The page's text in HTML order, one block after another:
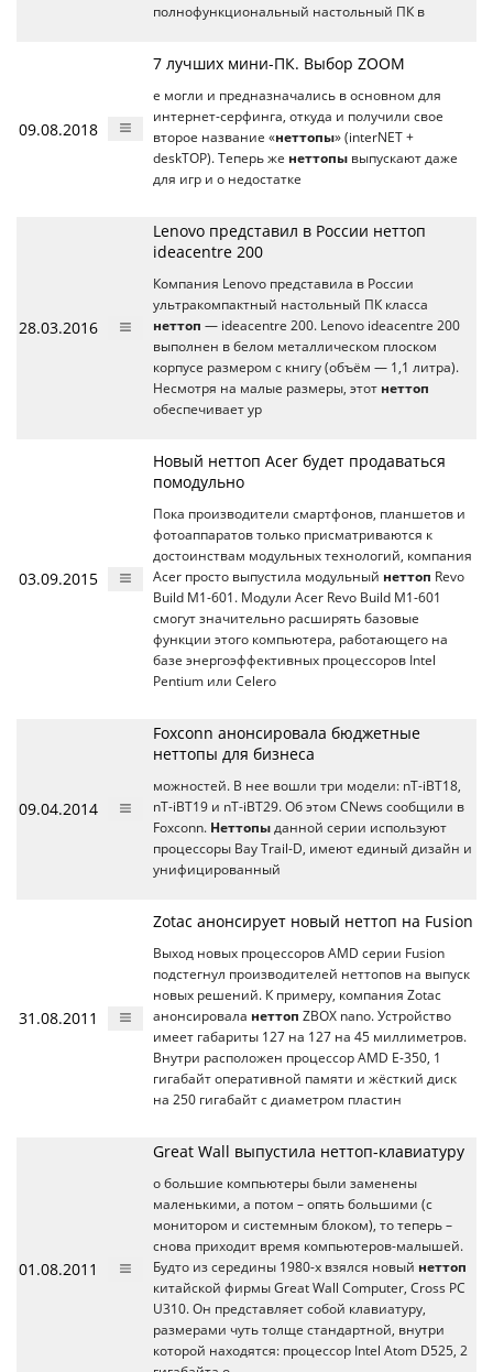
полнофункциональный настольный ПК в
09.08.2018
7 лучших мини-ПК. Выбор ZOOM
е могли и предназначались в основном для
интернет-серфинга, откуда и получили свое
второе название «неттопы» (interNET +
deskTOP). Теперь же неттопы выпускают даже
для игр и о недостатке
28.03.2016
Lenovo представил в России неттоп
ideacentre 200
Компания Lenovo представила в России
ультракомпактный настольный ПК класса
неттоп — ideacentre 200. Lenovo ideacentre 200
выполнен в белом металлическом плоском
корпусе размером с книгу (объём — 1,1 литра).
Несмотря на малые размеры, этот неттоп
обеспечивает ур
03.09.2015
Новый неттоп Acer будет продаваться
помодульно
Пока производители смартфонов, планшетов и
фотоаппаратов только присматриваются к
достоинствам модульных технологий, компания
Acer просто выпустила модульный неттоп Revo
Build M1-601. Модули Acer Revo Build M1-601
смогут значительно расширять базовые
функции этого компьютера, работающего на
базе энергоэффективных процессоров Intel
Pentium или Celero
09.04.2014
Foxconn анонсировала бюджетные
неттопы для бизнеса
можностей. В нее вошли три модели: nT-iBT18,
nT-iBT19 и nT-iBT29. Об этом CNews сообщили в
Foxconn. Неттопы данной серии используют
процессоры Bay Trail-D, имеют единый дизайн и
унифицированный
31.08.2011
Zotac анонсирует новый неттоп на Fusion
Выход новых процессоров AMD серии Fusion
подстегнул производителей неттопов на выпуск
новых решений. К примеру, компания Zotac
анонсировала неттоп ZBOX nano. Устройство
имеет габариты 127 на 127 на 45 миллиметров.
Внутри расположен процессор AMD E-350, 1
гигабайт оперативной памяти и жёсткий диск
на 250 гигабайт с диаметром пластин
01.08.2011
Great Wall выпустила неттоп-клавиатуру
о большие компьютеры были заменены
маленькими, а потом – опять большими (с
монитором и системным блоком), то теперь –
снова приходит время компьютеров-малышей.
Будто из середины 1980-х взялся новый неттоп
китайской фирмы Great Wall Computer, Cross PC
U310. Он представляет собой клавиатуру,
размерами чуть толще стандартной, внутри
которой находятся: процессор Intel Atom D525, 2